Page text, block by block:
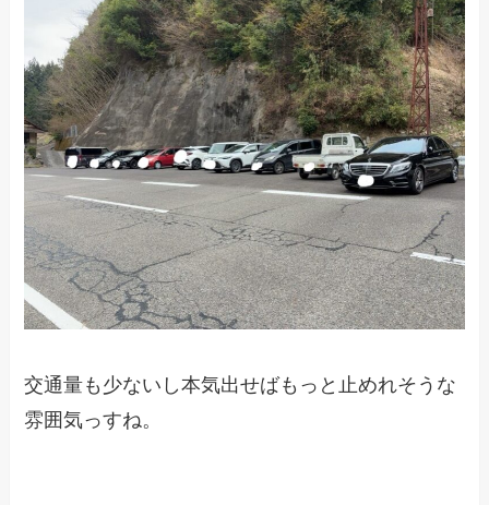
交通量も少ないし本気出せばもっと止めれそうな
雰囲気っすね。